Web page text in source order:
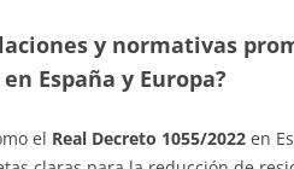
y normativas
España y Europa?
el Real Decreto 1055/2022 en